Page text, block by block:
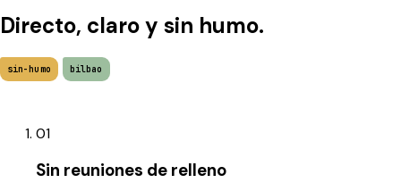
Directo, claro y sin humo.
sin-humo bilbao
01
Sin reuniones de relleno